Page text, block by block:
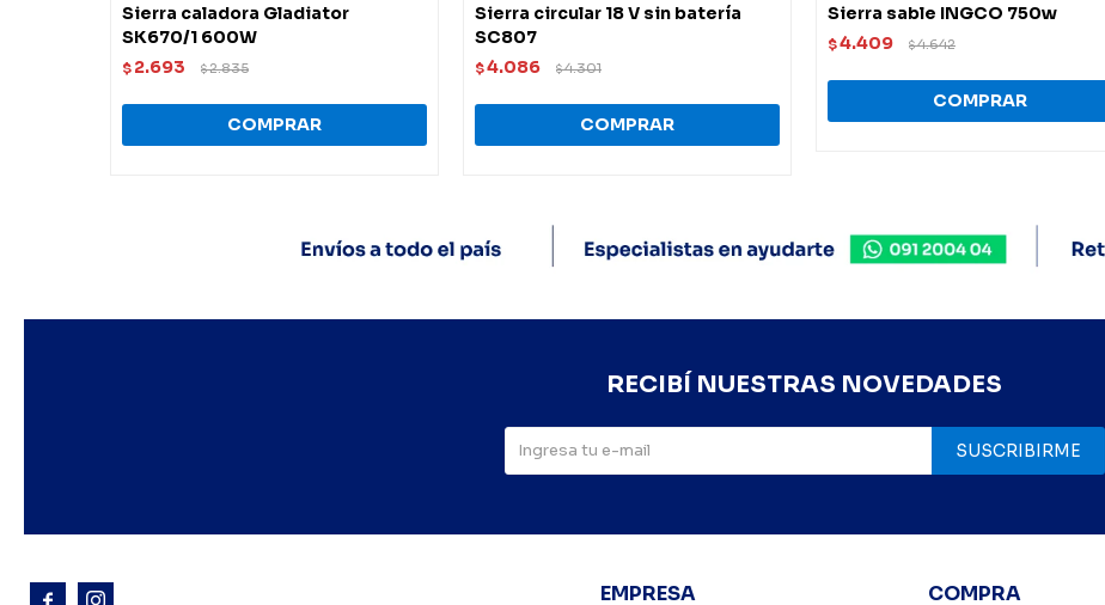
Sierra caladora Gladiator
SK670/1 600W
$ 2.693 $2.835
Sierra circular 18 V sin batería
SC807
$4.086 $4.301
Sierra sable INGCO 750w
$4.409 $4.642
  EMPRESA COMPRA
RECIBÍ NUESTRAS NOVEDADES
SUSCRIBIRME